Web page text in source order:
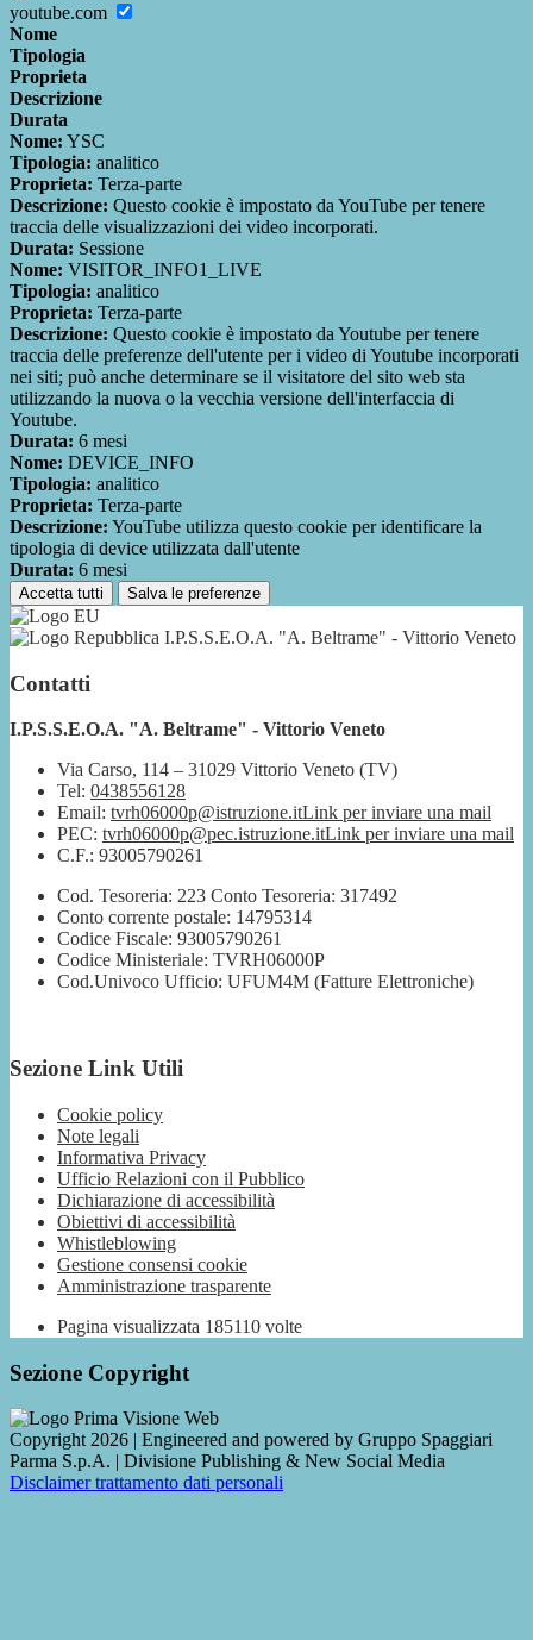
youtube.com
Nome
Tipologia
Proprieta
Descrizione
Durata
Nome: YSC
Tipologia: analitico
Proprieta: Terza-parte
Descrizione: Questo cookie è impostato da YouTube per tenere
traccia delle visualizzazioni dei video incorporati.
Durata: Sessione
Nome: VISITOR_INFO1_LIVE
Tipologia: analitico
Proprieta: Terza-parte
Descrizione: Questo cookie è impostato da Youtube per tenere
traccia delle preferenze dell'utente per i video di Youtube incorporati
nei siti; può anche determinare se il visitatore del sito web sta
utilizzando la nuova o la vecchia versione dell'interfaccia di
Youtube.
Durata: 6 mesi
Nome: DEVICE_INFO
Tipologia: analitico
Proprieta: Terza-parte
Descrizione: YouTube utilizza questo cookie per identificare la
tipologia di device utilizzata dall'utente
Durata: 6 mesi
Accetta tutti Salva le preferenze
I.P.S.S.E.O.A. "A. Beltrame" - Vittorio Veneto
Contatti
I.P.S.S.E.O.A. "A. Beltrame" - Vittorio Veneto
Via Carso, 114 – 31029 Vittorio Veneto (TV)
Tel: 0438556128
Email: tvrh06000p@istruzione.itLink per inviare una mail
PEC: tvrh06000p@pec.istruzione.itLink per inviare una mail
C.F.: 93005790261
Cod. Tesoreria: 223 Conto Tesoreria: 317492
Conto corrente postale: 14795314
Codice Fiscale: 93005790261
Codice Ministeriale: TVRH06000P
Cod.Univoco Ufficio: UFUM4M (Fatture Elettroniche)
Sezione Link Utili
Cookie policy
Note legali
Informativa Privacy
Ufficio Relazioni con il Pubblico
Dichiarazione di accessibilità
Obiettivi di accessibilità
Whistleblowing
Gestione consensi cookie
Amministrazione trasparente
Pagina visualizzata 185110 volte
Sezione Copyright
Copyright 2026 | Engineered and powered by Gruppo Spaggiari
Parma S.p.A. | Divisione Publishing & New Social Media
Disclaimer trattamento dati personali